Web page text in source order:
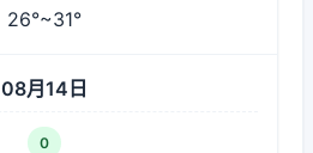
26°~31°
08月14日
0